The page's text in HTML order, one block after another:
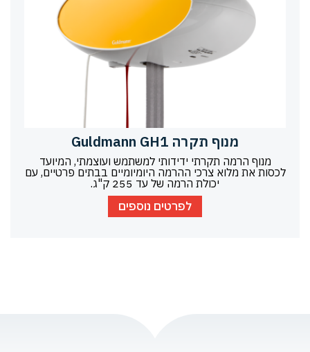
מנוף תקרה Guldmann GH1
מנוף הרמה תקרתי ידידותי למשתמש ועוצמתי, המיועד
לכסות את מלוא צרכי ההרמה היומיומיים בבתים פרטיים, עם
יכולת הרמה של עד 255 ק"ג.
לפרטים נוספים